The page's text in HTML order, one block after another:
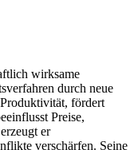
wirksame
durch neue
fördert
Preise,
er
verschärfen. Seine